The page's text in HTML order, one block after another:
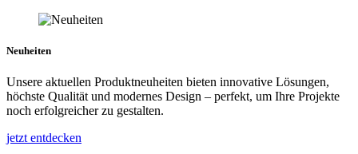
Neuheiten
Unsere aktuellen Produktneuheiten bieten innovative Lösungen,
höchste Qualität und modernes Design – perfekt, um Ihre Projekte
noch erfolgreicher zu gestalten.
jetzt entdecken